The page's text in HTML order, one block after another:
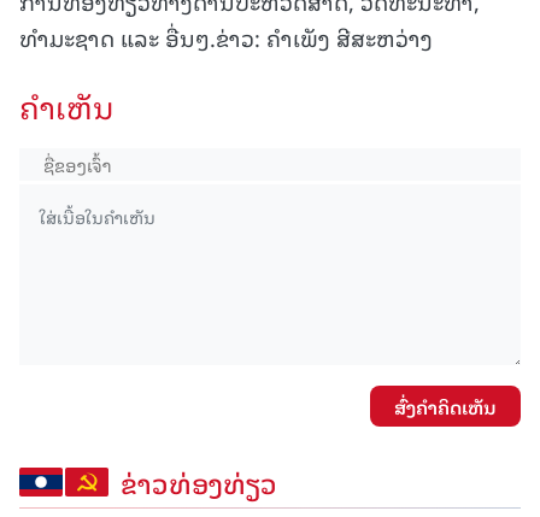
ທໍາມະຊາດ ແລະ ອື່ນໆ.ຂ່າວ: ຄໍາເພັງ ສີສະຫວ່າງ
ຄໍາເຫັນ
ສົ່ງຄໍາຄິດເຫັນ
ຂ່າວທ່ອງທ່ຽວ